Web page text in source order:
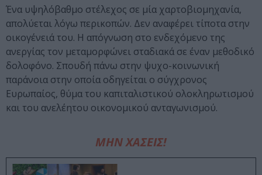
Ένα υψηλόβαθμο στέλεχος σε μία χαρτοβιομηχανία,
απολύεται λόγω περικοπών. Δεν αναφέρει τίποτα στην
οικογένειά του. Η απόγνωση στο ενδεχόμενο της
ανεργίας τον μεταμορφώνει σταδιακά σε έναν μεθοδικό
δολοφόνο. Σπουδή πάνω στην ψυχο-κοινωνική
παράνοια στην οποία οδηγείται ο σύγχρονος
Ευρωπαίος, θύμα του καπιταλιστικού ολοκληρωτισμού
και του ανελέητου οικονομικού ανταγωνισμού.
ΜΗΝ ΧΑΣΕΙΣ!